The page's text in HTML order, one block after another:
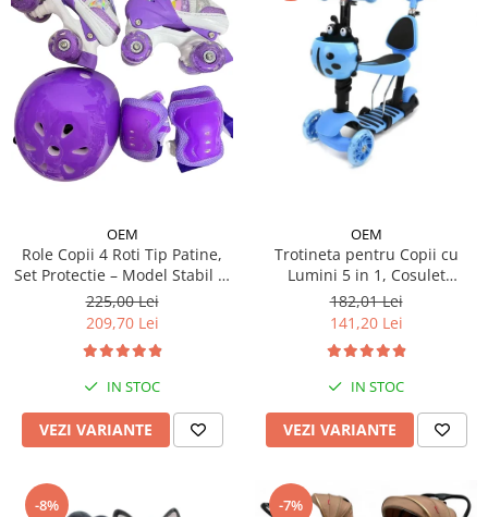
OEM
Role Copii 4 Roti Tip Patine,
Set Protectie – Model Stabil si
Reglabil - Mov
225,00 Lei
209,70 Lei
IN STOC
VEZI VARIANTE
OEM
Trotineta pentru Copii cu
Lumini 5 in 1, Cosulet
Buburuza, Maner de Impins
fara Pedale
182,01 Lei
141,20 Lei
IN STOC
VEZI VARIANTE
-8% -7%